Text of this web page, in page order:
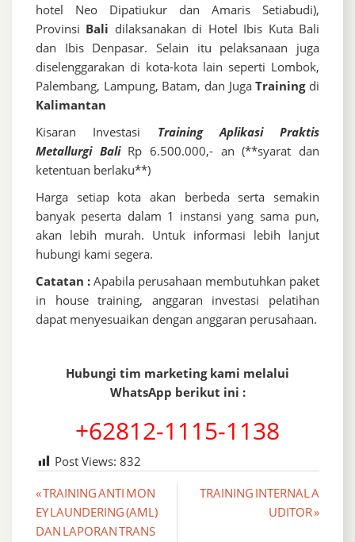
hotel Neo Dipatiukur dan Amaris Setiabudi),
Provinsi Bali dilaksanakan di Hotel Ibis Kuta Bali
dan Ibis Denpasar. Selain itu pelaksanaan juga
diselenggarakan di kota-kota lain seperti Lombok,
Palembang, Lampung, Batam, dan JugaTrainingdi
Kalimantan
Kisaran Investasi Training Aplikasi Praktis
Metallurgi Bali Rp 6.500.000,- an (**syarat dan
ketentuan berlaku**)
Harga setiap kota akan berbeda serta semakin
banyak peserta dalam 1 instansi yang sama pun,
akan lebih murah. Untuk informasi lebih lanjut
hubungi kami segera.
Catatan : Apabila perusahaan membutuhkan paket
in house training, anggaran investasi pelatihan
dapat menyesuaikan dengan anggaran perusahaan.
Hubungi tim marketing kami melalui
WhatsApp berikut ini :
+62812-1115-1138
Post Views: 832
Post
navigation
« TRAINING ANTI MON
EY LAUNDERING (AML)
DAN LAPORAN TRANS
TRAINING INTERNAL A
UDITOR »